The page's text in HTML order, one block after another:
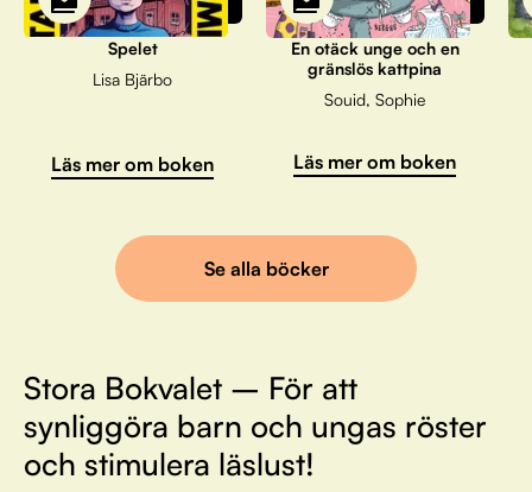
Spelet
Lisa Bjärbo
Läs mer om boken
En otäck unge och en
gränslös kattpina
Souid, Sophie
Läs mer om boken
Se alla böcker
Stora Bokvalet – För att
synliggöra barn och ungas röster
och stimulera läslust!